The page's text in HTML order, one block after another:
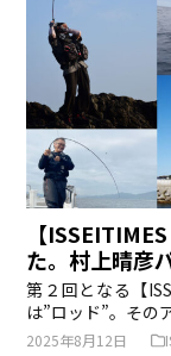
【
た。村上晴彦
第２回となる【
は”ロッド”。その
2025年8月12日